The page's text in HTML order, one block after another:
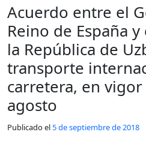
Acuerdo entre el
Reino de España
la República de
transporte
carretera, en
agosto
Publicado el5 de septiembre de 2018